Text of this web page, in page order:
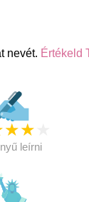
nevét. Értékeld
★★
leírni